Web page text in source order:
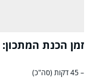
זמן הכנת המתכון:
– 45 דקות (סה"כ)